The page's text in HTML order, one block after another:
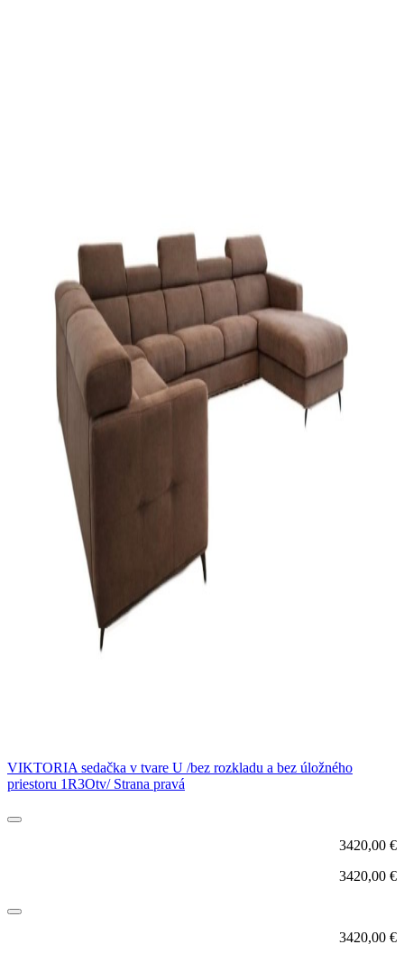
VIKTORIA sedačka v tvare U /bez rozkladu a bez úložného
priestoru 1R3Otv/ Strana pravá
3420,00 €
3420,00 €
3420,00 €